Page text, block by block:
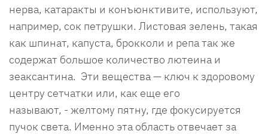
нерва, катаракты и конъюнктивите, используют,
например, сок петрушки. Листовая зелень, такая
как шпинат, капуста, брокколи и репа так же
содержат большое количество лютеина и
зеаксантина. Эти вещества — ключ к здоровому
центру сетчатки или, как еще его
называют, - желтому пятну, где фокусируется
пучок света. Именно эта область отвечает за